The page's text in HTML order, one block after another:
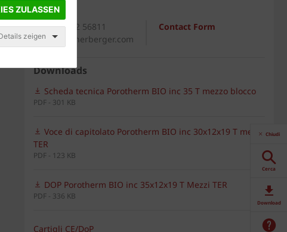
ZULASSEN
zeigen
General
Contact Form
+39 0542 56811
italia@wienerberger.com
Downloads
Scheda tecnica Porotherm BIO inc 35 T mezzo blocco
PDF - 301 KB
Voce di capitolato Porotherm BIO inc 30x12x19 T mezzi
TER
PDF - 123 KB
DOP Porotherm BIO inc 35x12x19 T Mezzi TER
PDF - 336 KB
Cartigli CE/DoP
Chiudi
Cerca
Download